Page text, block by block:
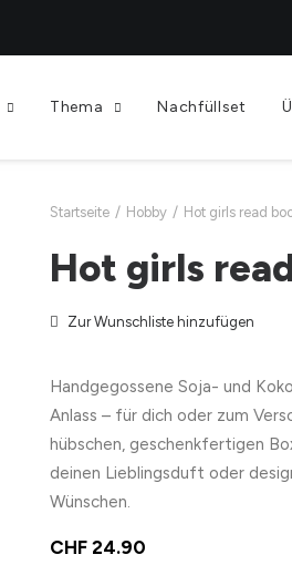
Thema Nachfüllset
Startseite Hobby Hot girls read
Hot girls
Zur Wunschliste hinzufügen
Handgegossene Soja- und
Anlass – für dich oder zum
hübschen, geschenkfertigen
deinen Lieblingsduft oder
Wünschen.
CHF 24.90